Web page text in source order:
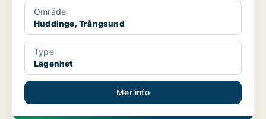
Område
Huddinge, Trångsund
Type
Lägenhet
Mer info